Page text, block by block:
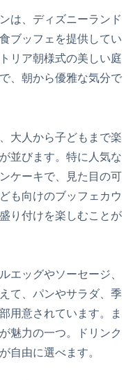
は、ディズニーランド
ブッフェを提供してい
リア朝様式の美しい庭
、朝から優雅な気分で
大人から子どもまで楽
並びます。特に人気な
ケーキで、見た目の可
も向けのブッフェカウ
り付けを楽しむことが
エッグやソーセージ、
て、パンやサラダ、季
用意されています。ま
魅力の一つ。ドリンク
自由に選べます。